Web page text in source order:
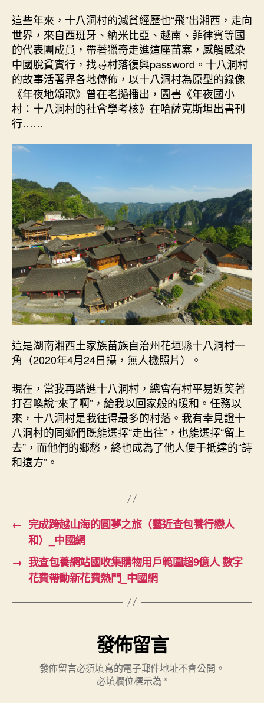
這些年來，十八洞村的減貧經歷也“飛”出湘西，走向
世界，來自西班牙、納米比亞、越南、菲律賓等國
的代表團成員，帶著獵奇走進這座苗寨，感觸感染
中國脫貧實行，找尋村落復興password。十八洞村
的故事活著界各地傳佈，以十八洞村為原型的錄像
《年夜地頌歌》曾在老撾播出，圖書《年夜國小
村：十八洞村的社會學考核》在哈薩克斯坦出書刊
行……
這是湖南湘西土家族苗族自治州花垣縣十八洞村一
角（2020年4月24日攝，無人機照片）。
現在，當我再踏進十八洞村，總會有村平易近笑著
打召喚說“來了啊”，給我以回家般的暖和。任務以
來，十八洞村是我往得最多的村落。我有幸見證十
八洞村的同鄉們既能選擇“走出往”，也能選擇“留上
去”，而他們的鄉愁，終也成為了他人便于抵達的“詩
和遠方”。
← 完成跨越山海的圓夢之旅（藝近查包養行戀人
和）_中國網
→ 我查包養網站國收集購物用戶範圍超9億人 數字
花費帶動新花費熱門_中國網
發佈留言
發佈留言必須填寫的電子郵件地址不會公開。
必填欄位標示為 *